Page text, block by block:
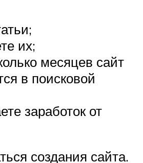
их;
месяцев сайт
в поисковой
заработок от
создания сайта.